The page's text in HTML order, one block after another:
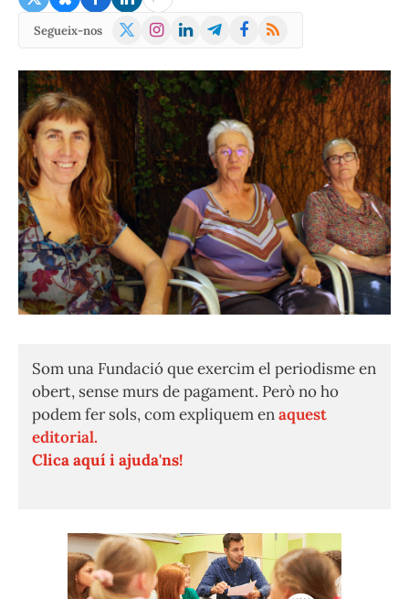
Segueix-nos
X
Instagram
LinkedInTelegramFacebook
RSS
Som una Fundació que exercim el periodisme en
obert, sense murs de pagament. Però no ho
podem fer sols, com expliquem enaquest
editorial.
Clica aquí i ajuda'ns!